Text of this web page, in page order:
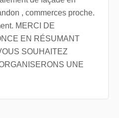
, commerces proche.
MERCI DE
EN RÉSUMANT
SOUHAITEZ
UNE